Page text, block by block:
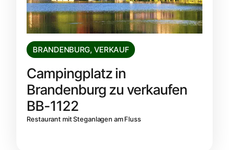
BRANDENBURG, VERKAUF
Campingplatz in
Brandenburg zu verkaufen
BB-1122
Restaurant mit Steganlagen am Fluss